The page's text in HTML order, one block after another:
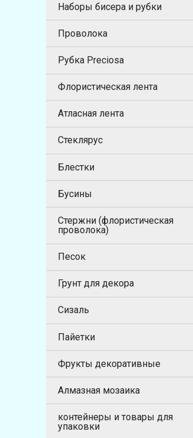
Наборы бисера и рубки
Проволока
Рубка Preciosa
Флористическая лента
Атласная лента
Стеклярус
Блестки
Бусины
Стержни (флористическая
проволока)
Песок
Грунт для декора
Сизаль
Пайетки
Фрукты декоративные
Алмазная мозаика
контейнеры и товары для
упаковки